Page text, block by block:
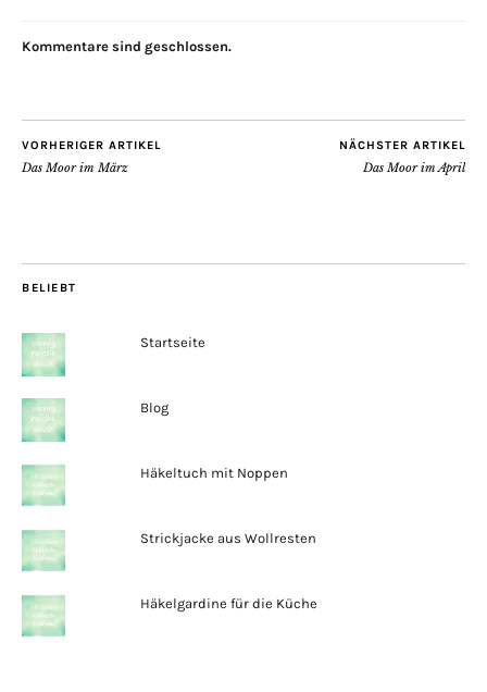
Kommentare sind geschlossen.
VORHERIGER ARTIKEL
Das Moor im März
NÄCHSTER ARTIKEL
Das Moor im April
BELIEBT
Startseite
Blog
Häkeltuch mit Noppen
Strickjacke aus Wollresten
Häkelgardine für die Küche